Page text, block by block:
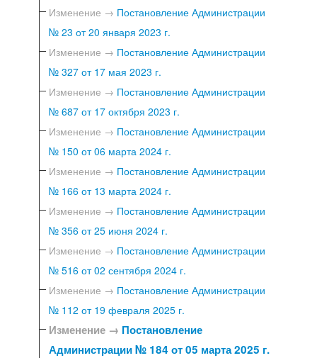
Изменение → Постановление Администрации
№ 23 от 20 января 2023 г.
Изменение → Постановление Администрации
№ 327 от 17 мая 2023 г.
Изменение → Постановление Администрации
№ 687 от 17 октября 2023 г.
Изменение → Постановление Администрации
№ 150 от 06 марта 2024 г.
Изменение → Постановление Администрации
№ 166 от 13 марта 2024 г.
Изменение → Постановление Администрации
№ 356 от 25 июня 2024 г.
Изменение → Постановление Администрации
№ 516 от 02 сентября 2024 г.
Изменение → Постановление Администрации
№ 112 от 19 февраля 2025 г.
Изменение → Постановление
Администрации № 184 от 05 марта 2025 г.